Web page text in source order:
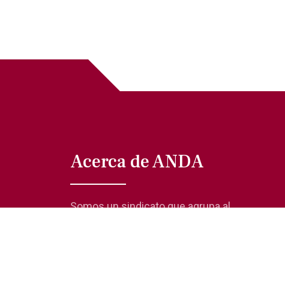
Acerca de ANDA
Somos un sindicato que agrupa al